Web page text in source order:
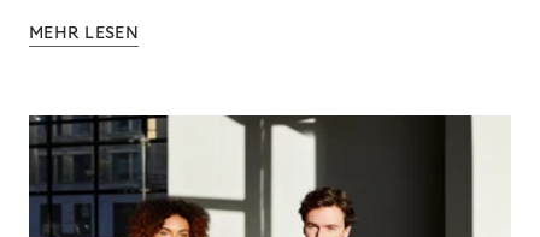
MEHR LESEN